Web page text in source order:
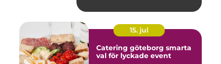
15. jul
Catering göteborg smarta
val för lyckade event